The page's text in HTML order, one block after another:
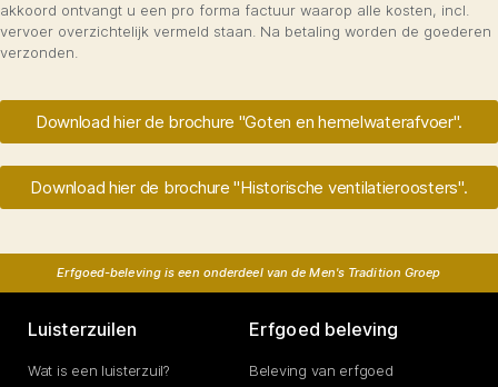
akkoord ontvangt u een pro forma factuur waarop alle kosten, incl.
vervoer overzichtelijk vermeld staan. Na betaling worden de goederen
verzonden.
Download hier de brochure "Goten en hemelwaterafvoer".
Download hier de brochure "Historische ventilatieroosters".
Erfgoed-beleving is een onderdeel van de Men's Tradition Groep
Luisterzuilen
Wat is een luisterzuil?
Erfgoed beleving
Beleving van erfgoed